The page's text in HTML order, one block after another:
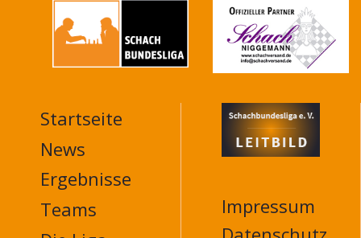
MAIN
NAVIGATION
FOOTER
Startseite
News
Ergebnisse
Teams
Impressum